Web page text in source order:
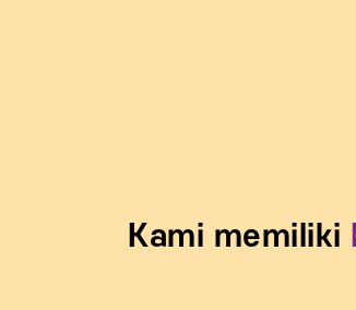
Kami memiliki